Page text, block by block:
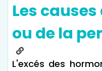
Les
ou de la
L'excés des